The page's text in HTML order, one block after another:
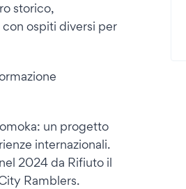
storico,
ospiti diversi per
un progetto
internazionali.
2024 da Rifiuto il
Ramblers.